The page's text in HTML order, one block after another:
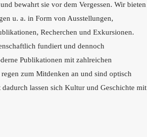
bewahrt sie vor dem Vergessen. Wir bieten
u. a. in Form von Ausstellungen,
Recherchen und Exkursionen.
fundiert und dennoch
Publikationen mit zahlreichen
zum Mitdenken an und sind optisch
dadurch lassen sich Kultur und Geschichte mit